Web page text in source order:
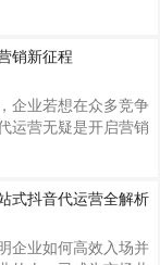
、可信赖的
南微正抖音代运营团
江本地企业提供从创
方案，成为品牌抢占
流程服务，破解内容
单一环节的较量，而
统工程。云南微正团
策划：深度挖掘品牌
销新征程
企业若想在众多竞争
运营无疑是开启营销
频账号需要企业投入
组建专业的团队、购
择代运营服务，企业
业的团队，即可将更
现资源的优化配置。
式抖音代运营全解析
企业如何高效入场并